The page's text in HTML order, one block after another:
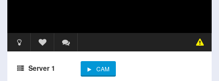
Server 1 CAM